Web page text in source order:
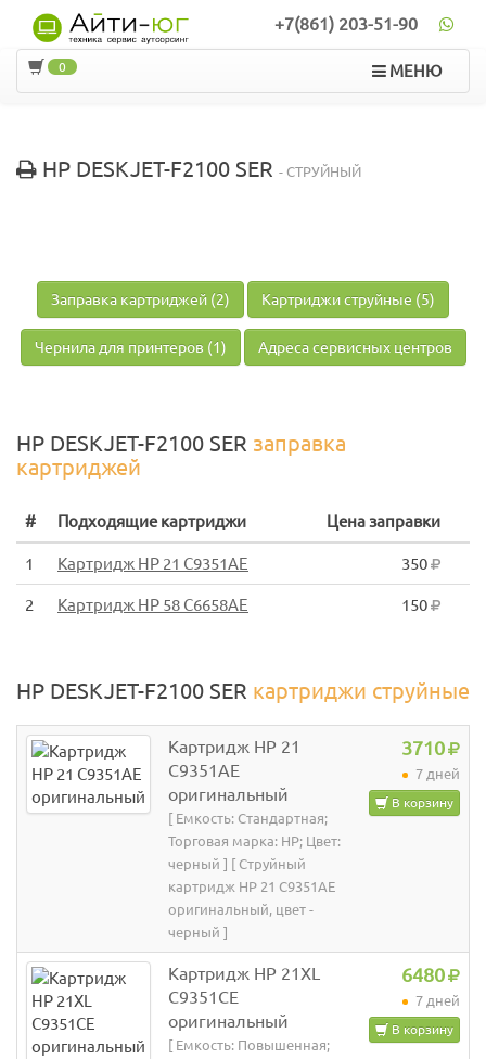
+7(861) 203-51-90
МЕНЮ
0
HP DESKJET-F2100 SER - СТРУЙНЫЙ
Заправка картриджей (2) Картриджи струйные (5)
Чернила для принтеров (1) Адреса сервисных центров
HP DESKJET-F2100 SER заправка
картриджей
# Подходящие картриджи Цена заправки
1 Картридж HP 21 C9351AE 350
2 Картридж HP 58 C6658AE 150
HP DESKJET-F2100 SER картриджи струйные
Картридж HP 21
C9351AE
оригинальный
[ Емкость: Стандартная;
Торговая марка: HP; Цвет:
черный ] [ Струйный
картридж HP 21 C9351AE
оригинальный, цвет -
черный ]
3710
7 дней
В корзину
Картридж HP 21XL
C9351CE
оригинальный
[ Емкость: Повышенная;
6480
7 дней
В корзину